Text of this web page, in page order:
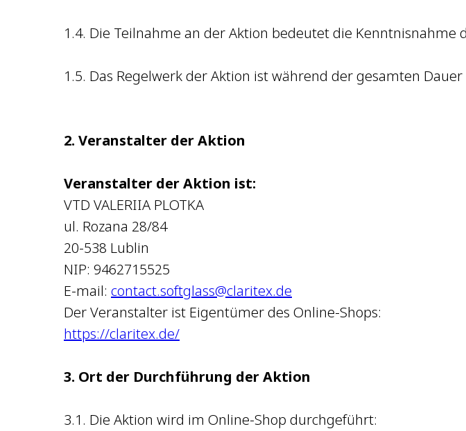
1.4. Die Teilnahme an der Aktion bedeutet die Kenntnisnahme
1.5. Das Regelwerk der Aktion ist während der gesamten
2. Veranstalter der Aktion
Veranstalter der Aktion ist:
VTD VALERIIA PLOTKA
ul. Rozana 28/84
20-538 Lublin
NIP: 9462715525
E-mail: contact.softglass@claritex.de
Der Veranstalter ist Eigentümer des Online-Shops:
https://claritex.de/
3. Ort der Durchführung der Aktion
3.1. Die Aktion wird im Online-Shop durchgeführt: